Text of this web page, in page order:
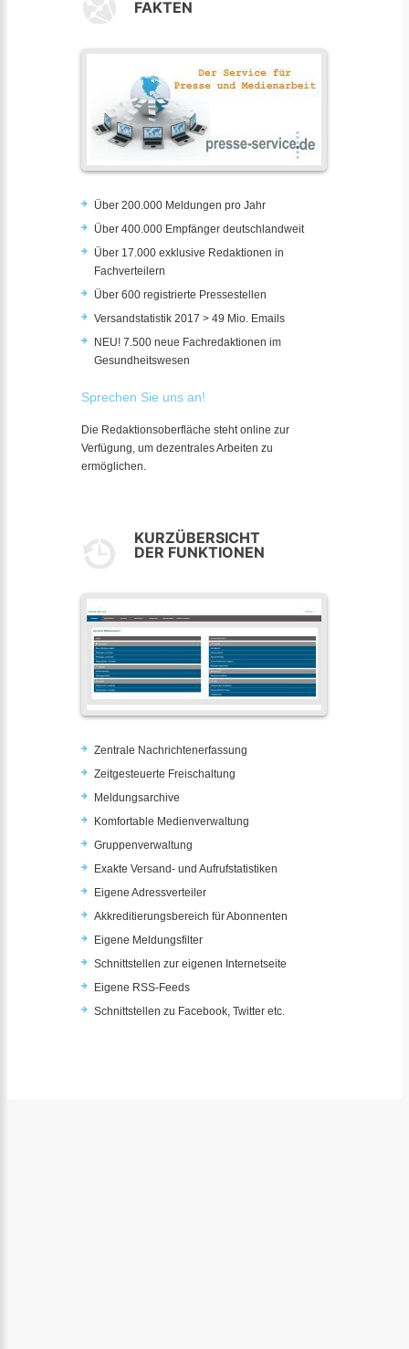
FAKTEN
Über 200.000 Meldungen pro Jahr
Über 400.000 Empfänger deutschlandweit
Über 17.000 exklusive Redaktionen in
Fachverteilern
Über 600 registrierte Pressestellen
Versandstatistik 2017 > 49 Mio. Emails
NEU! 7.500 neue Fachredaktionen im
Gesundheitswesen
Sprechen Sie uns an!
Die Redaktionsoberfläche steht online zur
Verfügung, um dezentrales Arbeiten zu
ermöglichen.
KURZÜBERSICHT
DER FUNKTIONEN
Zentrale Nachrichtenerfassung
Zeitgesteuerte Freischaltung
Meldungsarchive
Komfortable Medienverwaltung
Gruppenverwaltung
Exakte Versand- und Aufrufstatistiken
Eigene Adressverteiler
Akkreditierungsbereich für Abonnenten
Eigene Meldungsfilter
Schnittstellen zur eigenen Internetseite
Eigene RSS-Feeds
Schnittstellen zu Facebook, Twitter etc.